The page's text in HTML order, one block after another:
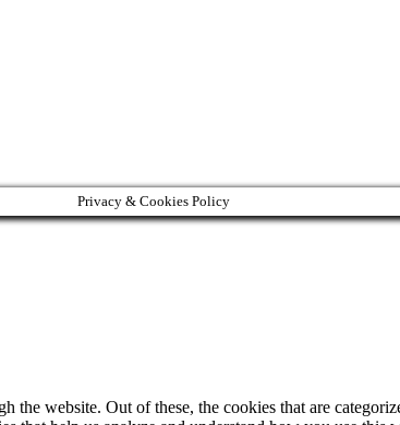
Privacy & Cookies Policy
website. Out of these, the cookies that are